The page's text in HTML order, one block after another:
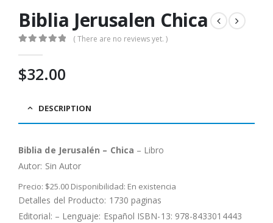
Biblia Jerusalen Chica
( There are no reviews yet. )
$32.00
DESCRIPTION
Biblia de Jerusalén – Chica – Libro
Autor: Sin Autor
Precio: $25.00 Disponibilidad: En existencia
Detalles del Producto: 1730 paginas
Editorial: – Lenguaje: Español ISBN-13: 978-8433014443